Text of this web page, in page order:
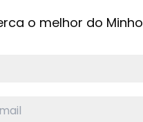
o melhor do Minho